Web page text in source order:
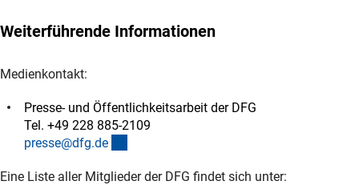
Weiterführende Informationen
Medienkontakt:
Presse- und Öffentlichkeitsarbeit der DFG
Tel. +49 228 885-2109
presse@dfg.de
Eine Liste aller Mitglieder der DFG findet sich unter: